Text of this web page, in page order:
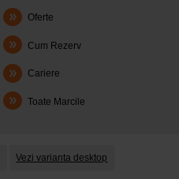
Oferte
Cum Rezerv
Cariere
Toate Marcile
Vezi varianta desktop